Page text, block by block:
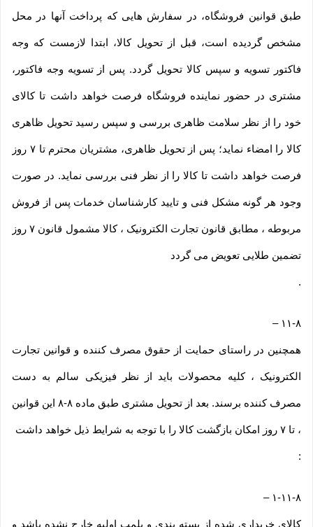
طبق قوانین فروشگاه، در سفارش هایی که پرداخت آنها در محل
مشخص گردیده است، قبل از تحویل کالا، ابتدا لازمست که وجه
فاکتور تسویه و سپس کالا تحویل گردد. پس از تسویه وجه فاکتور،
مشتری در حضور نماینده فروشگاه فرصت خواهد داشت تا کالای
خود را از نظر سلامت ظاهری بررسی و سپس رسید تحویل ظاهری
کالا را امضاء نماید؛ پس از تحویل ظاهری، مشتریان محترم تا ۷ روز
فرصت خواهد داشت تا کالا را از نظر فنی بررسی نماید. در صورت
وجود هر گونه مشکل فنی و تایید کارشناسان خدمات پس از فروش
مربوطه ، مطابق قانون تجارت الکترونیک ، کالا مشمول قانون ۷ روز
تضمین طلایی تعویض می گردد
.
۱۱-۸ –
همچنین در راستای حمایت از حقوق مصرف کننده و قوانین تجارت
الکترونیک ، کلیه محصولات باید از نظر فیزیکی سالم به دست
مصرف کننده برسند. بعد از تحویل مشتری طبق ماده ۸-۸ این قوانین
، تا ۷ روز امکان بازگشت کالا را با توجه به شرایط ذیل خواهد داشت
:
۱-۱۱-۸ –
کالای خریداری شده از بسته بندی و پلمپ اولیه خارج نشده باشد و